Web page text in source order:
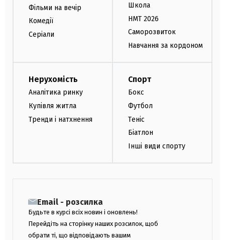
Фільми на вечір
Комедії
Серіали
Школа
НМТ 2026
Саморозвиток
Навчання за кордоном
Нерухомість
Аналітика ринку
Купівля житла
Тренди і натхнення
Спорт
Бокс
Футбол
Теніс
Біатлон
Інші види спорту
Email - розсилка
Будьте в курсі всіх новин і оновлень!
Перейдіть на сторінку наших розсилок, щоб
обрати ті, що відповідають вашим